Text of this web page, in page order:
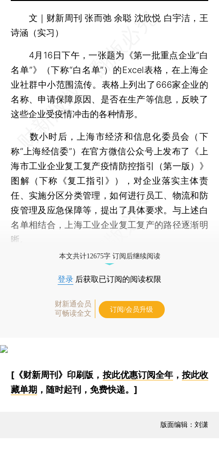
文｜财新周刊 张而弛 余聪 沈欣悦 白宇洁，王
诗涵（实习）
4月16日下午，一张题为《第一批重点企业“白
名单”》（下称“白名单”）的Excel表格，在上海企
业社群中小范围流传。表格上列出了666家企业的
名称、申请保障原因、是否在生产等信息，反映了
这些企业受疫情冲击的各种情形。
数小时后，上海市经济和信息化委员会（下
称“上海经信委”）在官方微信公众号上发布了《上
海市工业企业复工复产疫情防控指引（第一版）》
图解（下称《复工指引》），对企业落实主体责
任、实施分区分类管理，如何进行员工、物流和防
疫管理及应急保障等，提出了具体要求。与上述白
名单相结合，上海工业企业复工复产的路径逐渐明
晰。
本文共计12675字 订阅后继续阅读
登录 后获取已订阅的阅读权限
财新通会员
可畅读全文
订阅/会员升级
[《财新周刊》印刷版， 按此优惠订阅全年， 按此收
藏单期 ，随时起刊，免费快递。]
版面编辑：刘潇